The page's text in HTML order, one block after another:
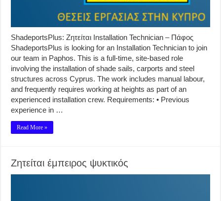
ShadeportsPlus: Ζητείται Installation Technician – Πάφος
ShadeportsPlus is looking for an Installation Technician to join
our team in Paphos. This is a full-time, site-based role
involving the installation of shade sails, carports and steel
structures across Cyprus. The work includes manual labour,
and frequently requires working at heights as part of an
experienced installation crew. Requirements: • Previous
experience in …
Read More »
Ζητείται έμπειρος ψυκτικός